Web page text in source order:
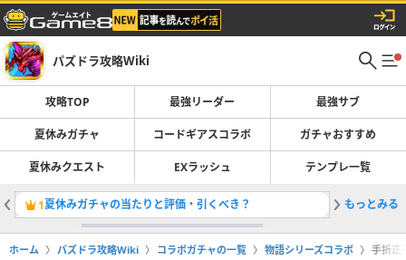
パズドラ攻略Wiki
攻略TOP 最強リーダー 最強サブ
夏休みガチャ コードギアスコラボ ガチャおすすめ
夏休みクエスト EXラッシュ テンプレ一覧
1夏休みガチャの当たりと評価・引くべき？ 2最強リ
もっとみる
ホーム パズドラ攻略Wiki コラボガチャの一覧 物語シリーズコラボ 手折正